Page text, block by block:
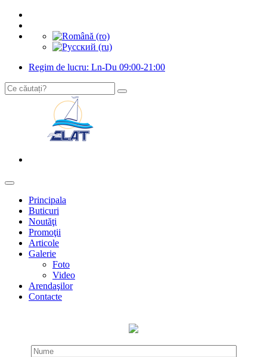
Regim de lucru: Ln-Du 09:00-21:00
Principala
Buticuri
Noutăţi
Promoţii
Articole
Galerie
Foto
Video
Arendaşilor
Contacte